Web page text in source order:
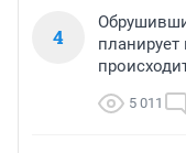
4
планирует
5 011